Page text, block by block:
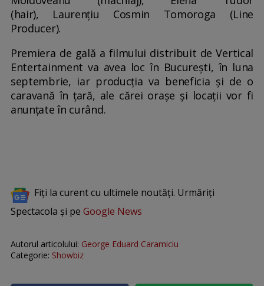
(hair), Laurențiu Cosmin Tomoroga (Line
Producer).
Premiera de gală a filmului distribuit de Vertical
Entertainment va avea loc în București, în luna
septembrie, iar producția va beneficia și de o
caravană în țară, ale cărei orașe și locații vor fi
anunțate în curând.
Fiți la curent cu ultimele noutăți. Urmăriți
Spectacola și pe Google News
Autorul articolului: George Eduard Caramiciu
Categorie: Showbiz